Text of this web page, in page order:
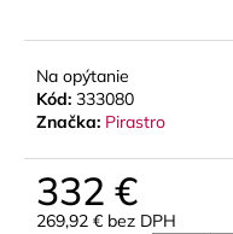
Na opýtanie
Kód: 333080
Značka: Pirastro
332 €
269,92 € bez DPH
O
d
o